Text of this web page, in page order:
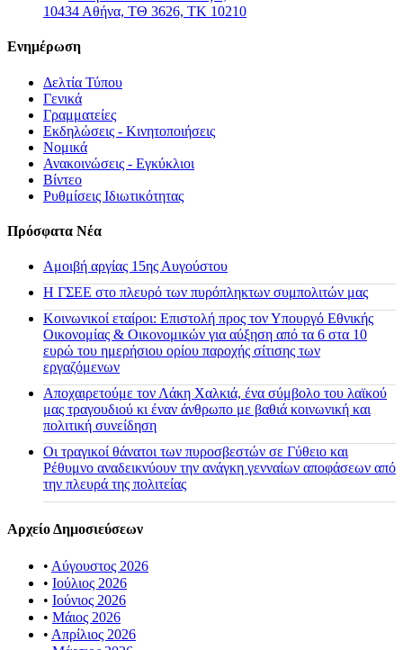
10434 Αθήνα, ΤΘ 3626, ΤΚ 10210
Ενημέρωση
Δελτία Τύπου
Γενικά
Γραμματείες
Εκδηλώσεις - Κινητοποιήσεις
Νομικά
Ανακοινώσεις - Εγκύκλιοι
Βίντεο
Ρυθμίσεις Ιδιωτικότητας
Πρόσφατα Νέα
Αμοιβή αργίας 15ης Αυγούστου
H ΓΣΕΕ στο πλευρό των πυρόπληκτων συμπολιτών μας
Κοινωνικοί εταίροι: Επιστολή προς τον Υπουργό Εθνικής
Οικονομίας & Οικονομικών για αύξηση από τα 6 στα 10
ευρώ του ημερήσιου ορίου παροχής σίτισης των
εργαζόμενων
Αποχαιρετούμε τον Λάκη Χαλκιά, ένα σύμβολο του λαϊκού
μας τραγουδιού κι έναν άνθρωπο με βαθιά κοινωνική και
πολιτική συνείδηση
Οι τραγικοί θάνατοι των πυροσβεστών σε Γύθειο και
Ρέθυμνο αναδεικνύουν την ανάγκη γενναίων αποφάσεων από
την πλευρά της πολιτείας
Αρχείο Δημοσιεύσεων
• Αύγουστος 2026
• Ιούλιος 2026
• Ιούνιος 2026
• Μάιος 2026
• Απρίλιος 2026